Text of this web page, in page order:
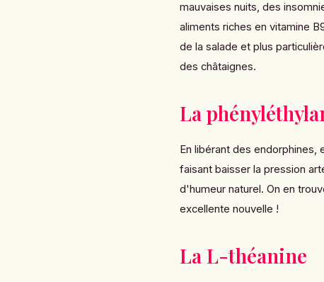
mauvaises nuits, des
aliments riches en vitamine
de la salade et plus
des châtaignes.
La
En libérant des
faisant baisser la pression
d'humeur naturel. On en
excellente nouvelle !
La L-théanine